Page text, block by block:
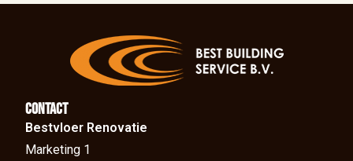
Contact
Bestvloer Renovatie
Marketing 1